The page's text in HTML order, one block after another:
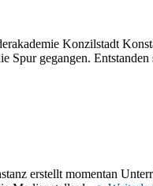
Konzilstadt
Spur gegangen. Entstanden
erstellt momentan